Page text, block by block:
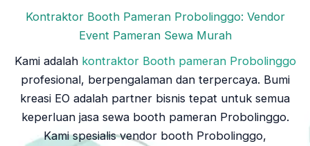
Kontraktor Booth Pameran Probolinggo: Vendor
Event Pameran Sewa Murah
Kami adalahkontraktor Booth pameran Probolinggo
profesional, berpengalaman dan terpercaya. Bumi
kreasi EO adalah partner bisnis tepat untuk semua
keperluan jasa sewa booth pameran Probolinggo.
Kami spesialis vendor booth Probolinggo,